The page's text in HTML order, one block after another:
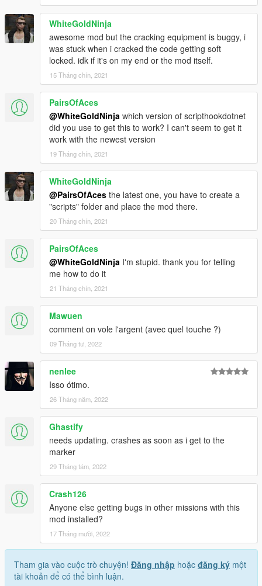
WhiteGoldNinja
awesome mod but the cracking equipment is buggy, i
was stuck when i cracked the code getting soft
locked. idk if it's on my end or the mod itself.
15 Tháng chín, 2021
PairsOfAces
@WhiteGoldNinja which version of scripthookdotnet
did you use to get this to work? I can't seem to get it
work with the newest version
19 Tháng chín, 2021
WhiteGoldNinja
@PairsOfAces the latest one, you have to create a
"scripts" folder and place the mod there.
20 Tháng chín, 2021
PairsOfAces
@WhiteGoldNinja I'm stupid. thank you for telling
me how to do it
21 Tháng chín, 2021
Mawuen
comment on vole l'argent (avec quel touche ?)
09 Tháng tư, 2022
nenlee
Isso ótimo.
26 Tháng năm, 2022
Ghastify
needs updating. crashes as soon as i get to the
marker
29 Tháng tám, 2022
Crash126
Anyone else getting bugs in other missions with this
mod installed?
17 Tháng mười, 2022
Tham gia vào cuộc trò chuyện! Đăng nhập hoặc đăng ký một
tài khoản để có thể bình luận.